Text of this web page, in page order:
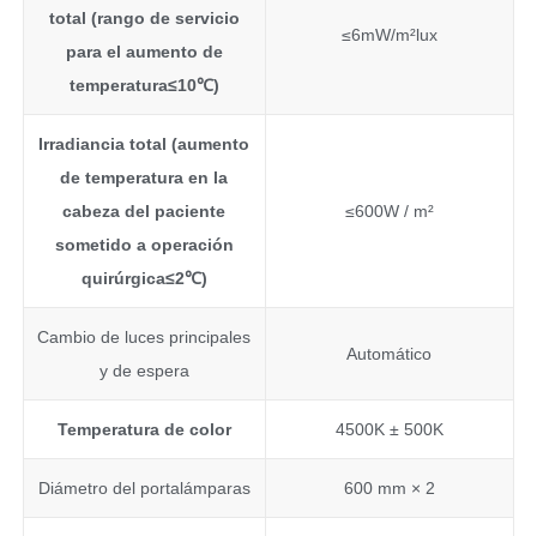
total (rango de servicio
para el aumento de
temperatura≤10℃)
≤6mW/m²lux
Irradiancia total (aumento
de temperatura en la
cabeza del paciente
sometido a operación
quirúrgica≤2℃)
≤600W / m²
Cambio de luces principales
y de espera
Automático
Temperatura de color 4500K ± 500K
Diámetro del portalámparas 600 mm × 2